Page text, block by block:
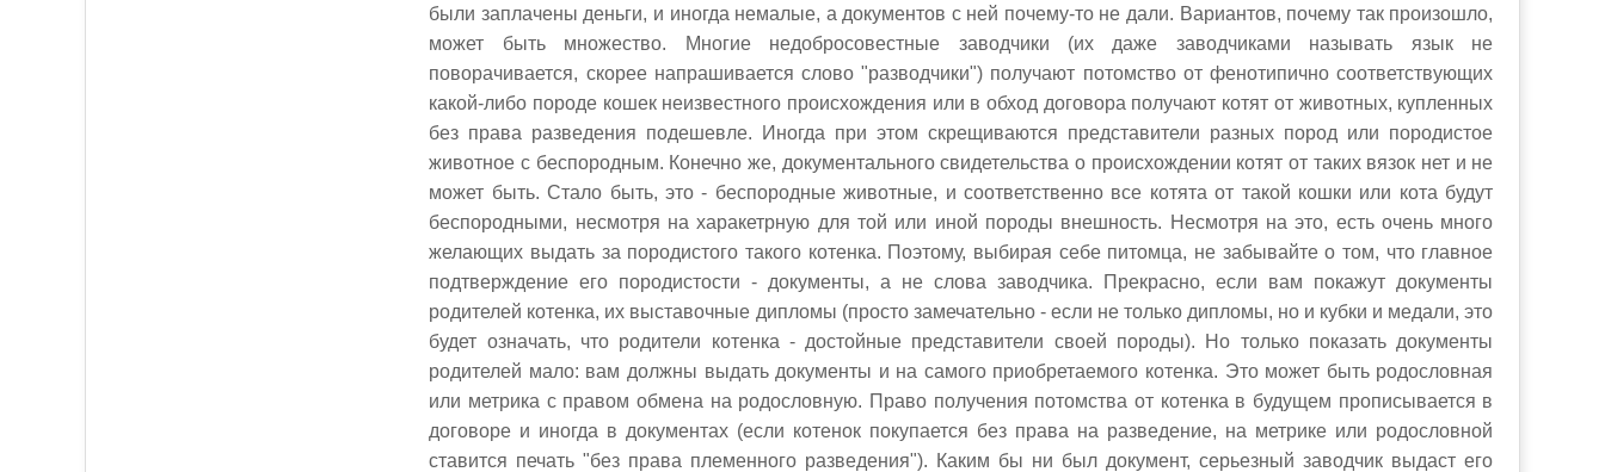
были заплачены деньги, и иногда немалые, а документов с ней почему-то не дали. Вариантов, почему так произошло,
может быть множество. Многие недобросовестные заводчики (их даже заводчиками называть язык не
поворачивается, скорее напрашивается слово "разводчики") получают потомство от фенотипично соответствующих
какой-либо породе кошек неизвестного происхождения или в обход договора получают котят от животных, купленных
без права разведения подешевле. Иногда при этом скрещиваются представители разных пород или породистое
животное с беспородным. Конечно же, документального свидетельства о происхождении котят от таких вязок нет и не
может быть. Стало быть, это - беспородные животные, и соответственно все котята от такой кошки или кота будут
беспородными, несмотря на харакетрную для той или иной породы внешность. Несмотря на это, есть очень много
желающих выдать за породистого такого котенка. Поэтому, выбирая себе питомца, не забывайте о том, что главное
подтверждение его породистости - документы, а не слова заводчика. Прекрасно, если вам покажут документы
родителей котенка, их выставочные дипломы (просто замечательно - если не только дипломы, но и кубки и медали, это
будет означать, что родители котенка - достойные представители своей породы). Но только показать документы
родителей мало: вам должны выдать документы и на самого приобретаемого котенка. Это может быть родословная
или метрика с правом обмена на родословную. Право получения потомства от котенка в будущем прописывается в
договоре и иногда в документах (если котенок покупается без права на разведение, на метрике или родословной
ставится печать "без права племенного разведения"). Каким бы ни был документ, серьезный заводчик выдаст его